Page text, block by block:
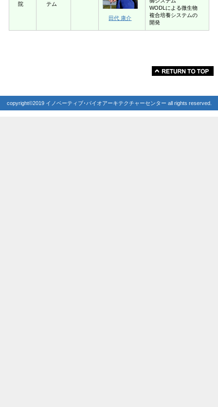
院 テム
田代 康介
WODLによる微生物
複合培養システムの
開発
copyright©2019 イノベーティブ･バイオアーキテクチャーセンター all rights reserved.